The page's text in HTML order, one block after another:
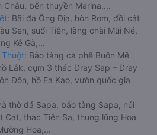
Châu, bến thuyền Marina,...
Bãi đá Ông Địa, hòn Rơm, đồi cát
Sen, suối Tiên, làng chài Mũi Né,
Kê Gà,...
Thuột: Bảo tàng cà phê Buôn Mê
Lắk, cụm 3 thác Dray Sap – Dray
Đôn, hồ Ea Kao, vườn quốc gia
thờ đá Sapa, bảo tàng Sapa, núi
Cát, thác Tiên Sa, thung lũng Hoa
Hoa,...